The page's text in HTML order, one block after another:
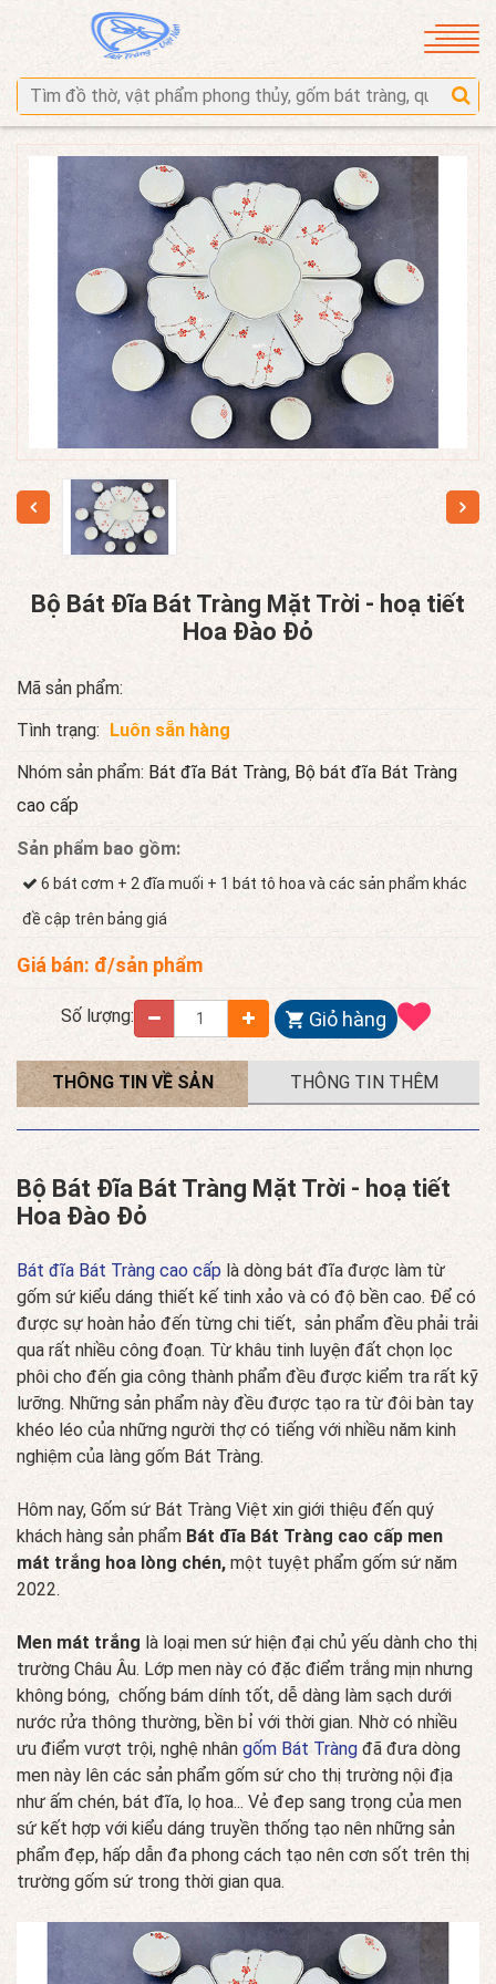
Bộ Bát Đĩa Bát Tràng Mặt Trời - hoạ tiết
Hoa Đào Đỏ
Mã sản phẩm:
Tình trạng: Luôn sẵn hàng
Nhóm sản phẩm: Bát đĩa Bát Tràng, Bộ bát đĩa Bát Tràng
cao cấp
Sản phẩm bao gồm:
6 bát cơm + 2 đĩa muối + 1 bát tô hoa và các sản phẩm khác
đề cập trên bảng giá
Giá bán: đ/sản phẩm
Số lượng: Giỏ hàng
THÔNG TIN VỀ SẢN
PHẨM
THÔNG TIN THÊM
Bộ Bát Đĩa Bát Tràng Mặt Trời - hoạ tiết
Hoa Đào Đỏ
Bát đĩa Bát Tràng cao cấp là dòng bát đĩa được làm từ
gốm sứ kiểu dáng thiết kế tinh xảo và có độ bền cao. Để có
được sự hoàn hảo đến từng chi tiết, sản phẩm đều phải trải
qua rất nhiều công đoạn. Từ khâu tinh luyện đất chọn lọc
phôi cho đến gia công thành phẩm đều được kiểm tra rất kỹ
lưỡng. Những sản phẩm này đều được tạo ra từ đôi bàn tay
khéo léo của những người thợ có tiếng với nhiều năm kinh
nghiệm của làng gốm Bát Tràng.
Hôm nay, Gốm sứ Bát Tràng Việt xin giới thiệu đến quý
khách hàng sản phẩm Bát đĩa Bát Tràng cao cấp men
mát trắng hoa lòng chén, một tuyệt phẩm gốm sứ năm
2022.
Men mát trắng là loại men sứ hiện đại chủ yếu dành cho thị
trường Châu Âu. Lớp men này có đặc điểm trắng mịn nhưng
không bóng, chống bám dính tốt, dễ dàng làm sạch dưới
nước rửa thông thường, bền bỉ với thời gian. Nhờ có nhiều
ưu điểm vượt trội, nghệ nhân gốm Bát Tràng đã đưa dòng
men này lên các sản phẩm gốm sứ cho thị trường nội địa
như ấm chén, bát đĩa, lọ hoa... Vẻ đep sang trọng của men
sứ kết hợp với kiểu dáng truyền thống tạo nên những sản
phẩm đẹp, hấp dẫn đa phong cách tạo nên cơn sốt trên thị
trường gốm sứ trong thời gian qua.